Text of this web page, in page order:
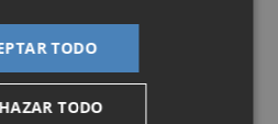
En la tercera, ha
Ferreira y en la
portugés Bernardo
la Ladies Cup, la
TODO
TODO